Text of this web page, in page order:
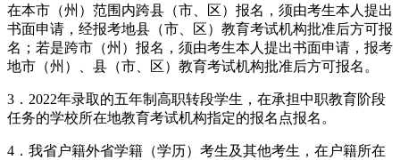
在本市（州）范围内跨县（市、区）报名，须由考生本人提出
书面申请，经报考地县（市、区）教育考试机构批准后方可报
名；若是跨市（州）报名，须由考生本人提出书面申请，报考
地市（州）、县（市、区）教育考试机构批准后方可报名。
3．2022年录取的五年制高职转段学生，在承担中职教育阶段
任务的学校所在地教育考试机构指定的报名点报名。
4．我省户籍外省学籍（学历）考生及其他考生，在户籍所在